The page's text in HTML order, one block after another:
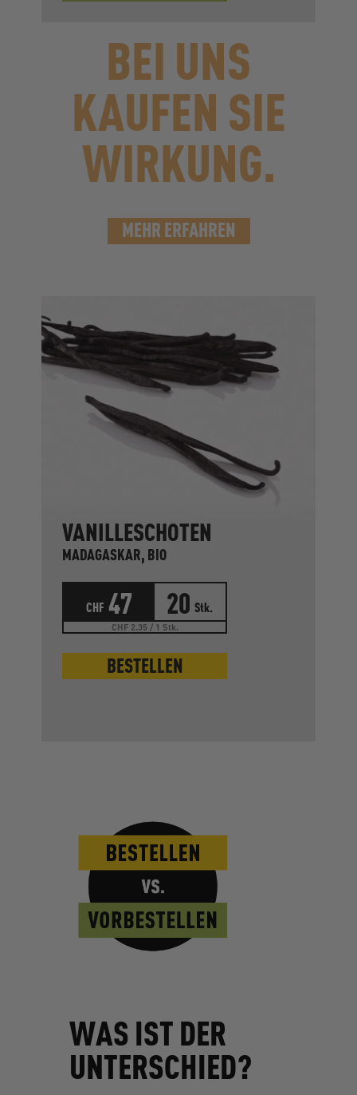
BEI UNS
KAUFEN SIE
WIRKUNG.
MEHR ERFAHREN
VANILLESCHOTEN
MADAGASKAR, BIO
CHF 47 20 Stk.
CHF 2.35 / 1 Stk.
BESTELLEN
WAS IST DER
UNTERSCHIED?